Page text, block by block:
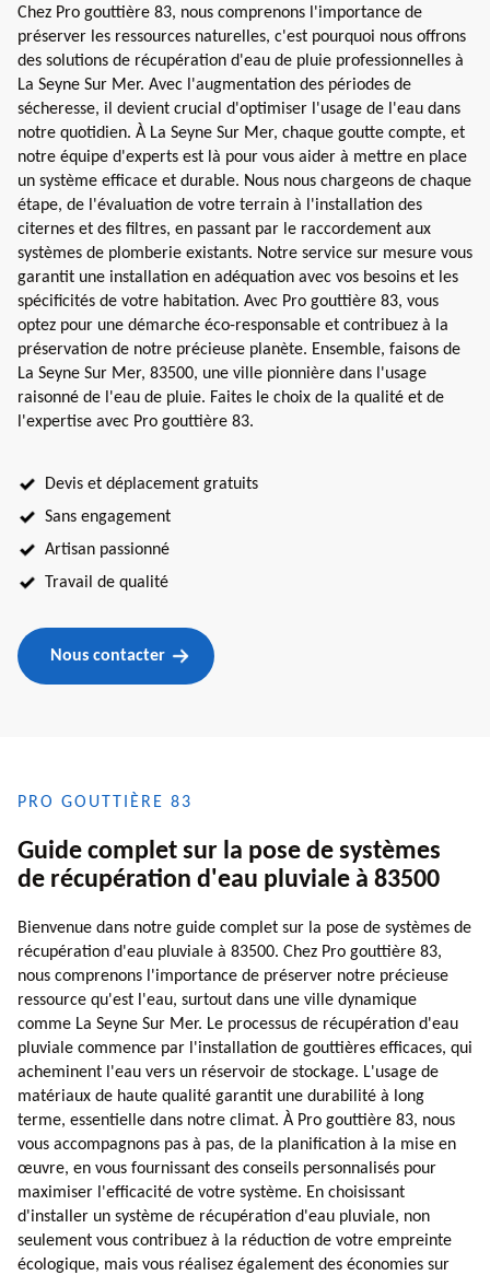
Chez Pro gouttière 83, nous comprenons l'importance de
préserver les ressources naturelles, c'est pourquoi nous offrons
des solutions de récupération d'eau de pluie professionnelles à
La Seyne Sur Mer. Avec l'augmentation des périodes de
sécheresse, il devient crucial d'optimiser l'usage de l'eau dans
notre quotidien. À La Seyne Sur Mer, chaque goutte compte, et
notre équipe d'experts est là pour vous aider à mettre en place
un système efficace et durable. Nous nous chargeons de chaque
étape, de l'évaluation de votre terrain à l'installation des
citernes et des filtres, en passant par le raccordement aux
systèmes de plomberie existants. Notre service sur mesure vous
garantit une installation en adéquation avec vos besoins et les
spécificités de votre habitation. Avec Pro gouttière 83, vous
optez pour une démarche éco-responsable et contribuez à la
préservation de notre précieuse planète. Ensemble, faisons de
La Seyne Sur Mer, 83500, une ville pionnière dans l'usage
raisonné de l'eau de pluie. Faites le choix de la qualité et de
l'expertise avec Pro gouttière 83.
Devis et déplacement gratuits
Sans engagement
Artisan passionné
Travail de qualité
Nous contacter
PRO GOUTTIÈRE 83
Guide complet sur la pose de systèmes
de récupération d'eau pluviale à 83500
Bienvenue dans notre guide complet sur la pose de systèmes de
récupération d'eau pluviale à 83500. Chez Pro gouttière 83,
nous comprenons l'importance de préserver notre précieuse
ressource qu'est l'eau, surtout dans une ville dynamique
comme La Seyne Sur Mer. Le processus de récupération d'eau
pluviale commence par l'installation de gouttières efficaces, qui
acheminent l'eau vers un réservoir de stockage. L'usage de
matériaux de haute qualité garantit une durabilité à long
terme, essentielle dans notre climat. À Pro gouttière 83, nous
vous accompagnons pas à pas, de la planification à la mise en
œuvre, en vous fournissant des conseils personnalisés pour
maximiser l'efficacité de votre système. En choisissant
d'installer un système de récupération d'eau pluviale, non
seulement vous contribuez à la réduction de votre empreinte
écologique, mais vous réalisez également des économies sur